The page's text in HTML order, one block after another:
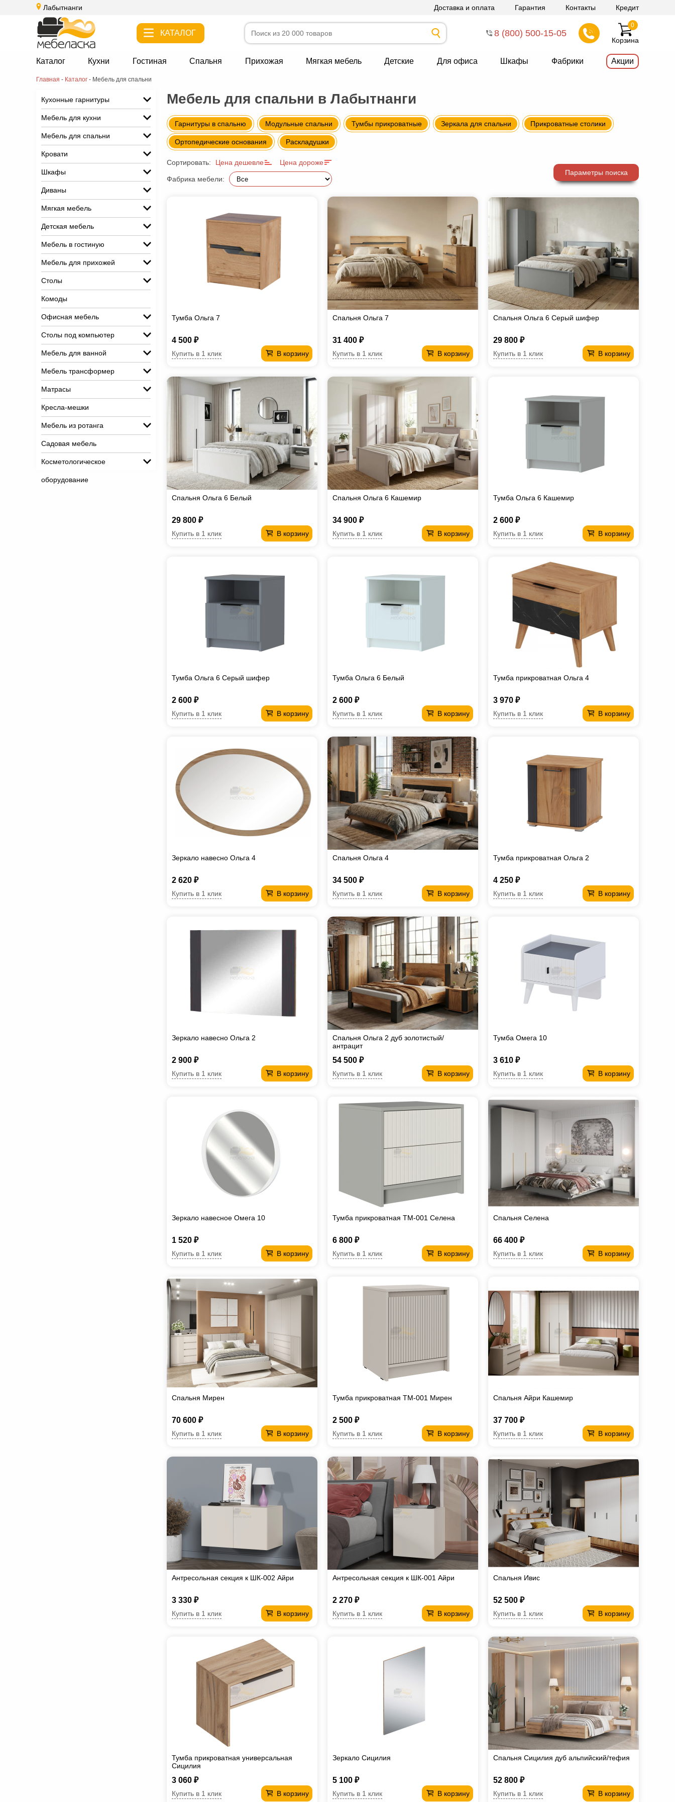
Лабытнанги Доставка и оплата Гарантия Контакты Кредит
КАТАЛОГ 8 (800) 500-15-05
Корзина
0
Каталог Кухни Гостиная Спальня Прихожая Мягкая мебель Детские Для офиса Шкафы Фабрики Акции
Главная - Каталог - Мебель для спальни
Кухонные гарнитуры
Мебель для кухни
Мебель для спальни
Кровати
Шкафы
Диваны
Мягкая мебель
Детская мебель
Мебель в гостиную
Мебель для прихожей
Столы
Комоды
Офисная мебель
Столы под компьютер
Мебель для ванной
Мебель трансформер
Матрасы
Кресла-мешки
Мебель из ротанга
Садовая мебель
Косметологическое
оборудование
Мебель для спальни в Лабытнанги
Гарнитуры в спальню Модульные спальни Тумбы прикроватные Зеркала для спальни Прикроватные столики
Ортопедические основания Раскладушки
Сортировать: Цена дешевле Цена дороже
Фабрика мебели:
Параметры поиска
Тумба Ольга 7
4 500 ₽
В корзину
Купить в 1 клик
Спальня Ольга 7
31 400 ₽
В корзину
Купить в 1 клик
Спальня Ольга 6 Серый шифер
29 800 ₽
В корзину
Купить в 1 клик
Спальня Ольга 6 Белый
29 800 ₽
В корзину
Купить в 1 клик
Спальня Ольга 6 Кашемир
34 900 ₽
В корзину
Купить в 1 клик
Тумба Ольга 6 Кашемир
2 600 ₽
В корзину
Купить в 1 клик
Тумба Ольга 6 Серый шифер
2 600 ₽
В корзину
Купить в 1 клик
Тумба Ольга 6 Белый
2 600 ₽
В корзину
Купить в 1 клик
Тумба прикроватная Ольга 4
3 970 ₽
В корзину
Купить в 1 клик
Зеркало навесно Ольга 4
2 620 ₽
В корзину
Купить в 1 клик
Спальня Ольга 4
34 500 ₽
В корзину
Купить в 1 клик
Тумба прикроватная Ольга 2
4 250 ₽
В корзину
Купить в 1 клик
Зеркало навесно Ольга 2
2 900 ₽
В корзину
Купить в 1 клик
Спальня Ольга 2 дуб золотистый/
антрацит
54 500 ₽
В корзину
Купить в 1 клик
Тумба Омега 10
3 610 ₽
В корзину
Купить в 1 клик
Зеркало навесное Омега 10
1 520 ₽
В корзину
Купить в 1 клик
Тумба прикроватная ТМ-001 Селена
6 800 ₽
В корзину
Купить в 1 клик
Спальня Селена
66 400 ₽
В корзину
Купить в 1 клик
Спальня Мирен
70 600 ₽
В корзину
Купить в 1 клик
Тумба прикроватная ТМ-001 Мирен
2 500 ₽
В корзину
Купить в 1 клик
Спальня Айри Кашемир
37 700 ₽
В корзину
Купить в 1 клик
Антресольная секция к ШК-002 Айри
3 330 ₽
В корзину
Купить в 1 клик
Антресольная секция к ШК-001 Айри
2 270 ₽
В корзину
Купить в 1 клик
Спальня Ивис
52 500 ₽
В корзину
Купить в 1 клик
Тумба прикроватная универсальная
Сицилия
3 060 ₽
В корзину
Купить в 1 клик
Зеркало Сицилия
5 100 ₽
В корзину
Купить в 1 клик
Спальня Сицилия дуб альпийский/тефия
52 800 ₽
В корзину
Купить в 1 клик